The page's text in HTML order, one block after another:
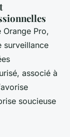
Pro,
surveillance
associé à
soucieuse